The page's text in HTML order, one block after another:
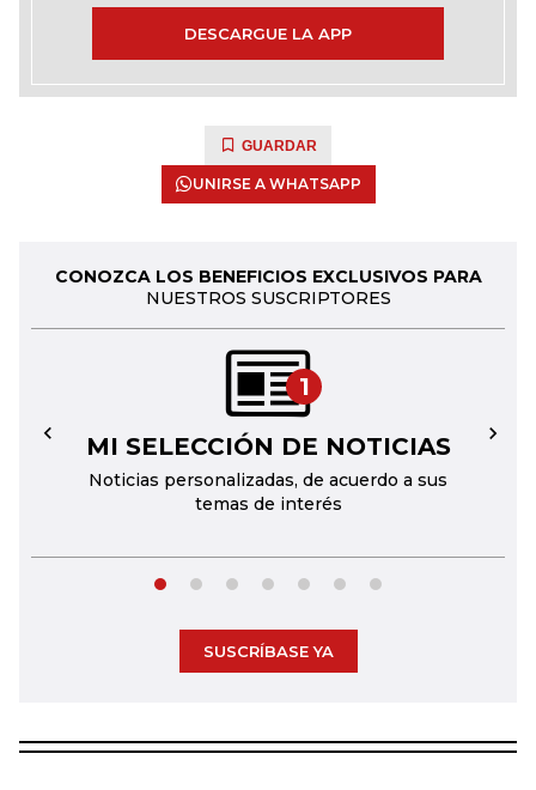
DESCARGUE LA APP
GUARDAR
UNIRSE A WHATSAPP
CONOZCA LOS BENEFICIOS EXCLUSIVOS PARA
NUESTROS SUSCRIPTORES
1
MI SELECCIÓN DE NOTICIAS
Noticias personalizadas, de acuerdo a sus
temas de interés
← →
SUSCRÍBASE YA